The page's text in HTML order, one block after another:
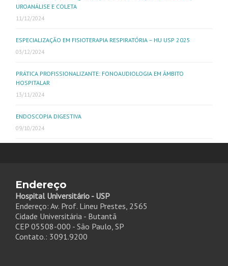
UROANÁLISE E COLETA
11/12/2024
ESPECIALIZAÇÃO EM FISIOTERAPIA RESPIRATÓRIA – HU USP 2025
03/12/2024
PRÁTICA PROFISSIONALIZANTE: FONOAUDIOLOGIA EM ÂMBITO
HOSPITALAR
13/11/2024
ENDOSCOPIA DIGESTIVA
09/10/2024
Endereço
Hospital Universitário - USP
Endereço: Av. Prof. Lineu Prestes, 2565
Cidade Universitária - Butantã
CEP 05508-000 - São Paulo, SP
Contato.: 3091.9200